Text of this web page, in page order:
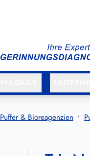
Puffer & Bioreagenzien